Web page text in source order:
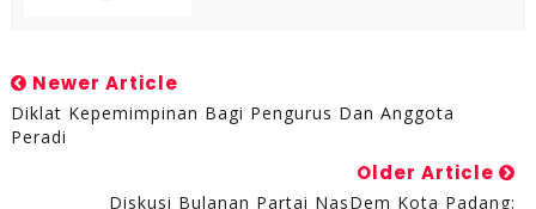
Newer Article
Diklat Kepemimpinan Bagi Pengurus Dan Anggota
Peradi
Older Article
Diskusi Bulanan Partai NasDem Kota Padang: